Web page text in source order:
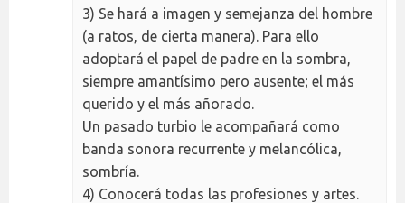
3) Se hará a imagen y semejanza del hombre
(a ratos, de cierta manera). Para ello
adoptará el papel de padre en la sombra,
siempre amantísimo pero ausente; el más
querido y el más añorado.
Un pasado turbio le acompañará como
banda sonora recurrente y melancólica,
sombría.
4) Conocerá todas las profesiones y artes.